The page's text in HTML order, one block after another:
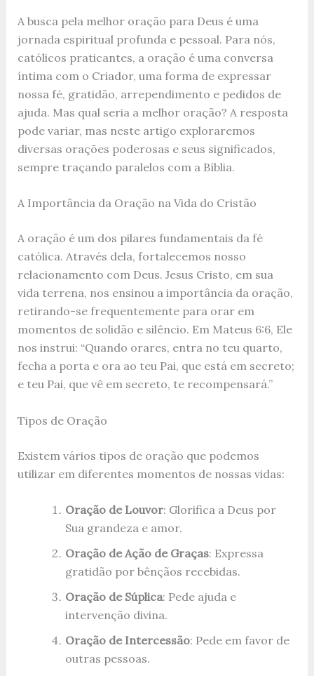
A busca pela melhor oração para Deus é uma
jornada espiritual profunda e pessoal. Para nós,
católicos praticantes, a oração é uma conversa
íntima com o Criador, uma forma de expressar
nossa fé, gratidão, arrependimento e pedidos de
ajuda. Mas qual seria a melhor oração? A resposta
pode variar, mas neste artigo exploraremos
diversas orações poderosas e seus significados,
sempre traçando paralelos com a Bíblia.
A Importância da Oração na Vida do Cristão
A oração é um dos pilares fundamentais da fé
católica. Através dela, fortalecemos nosso
relacionamento com Deus. Jesus Cristo, em sua
vida terrena, nos ensinou a importância da oração,
retirando-se frequentemente para orar em
momentos de solidão e silêncio. Em Mateus 6:6, Ele
nos instrui: “Quando orares, entra no teu quarto,
fecha a porta e ora ao teu Pai, que está em secreto;
e teu Pai, que vê em secreto, te recompensará.”
Tipos de Oração
Existem vários tipos de oração que podemos
utilizar em diferentes momentos de nossas vidas:
Oração de Louvor: Glorifica a Deus por
Sua grandeza e amor.
Oração de Ação de Graças: Expressa
gratidão por bênçãos recebidas.
Oração de Súplica: Pede ajuda e
intervenção divina.
Oração de Intercessão: Pede em favor de
outras pessoas.